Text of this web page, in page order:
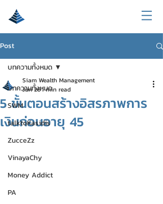
Post
บทความทั้งหมด
SWM
talktoKasidis
ZucceZz
VinayaChy
Money Addict
PA
บทความทั้งหมด
5 ขั้นตอนสร้างอิสรภาพการ
เงินก่อนอายุ 45
Siam Wealth Management
Jun 261 min read